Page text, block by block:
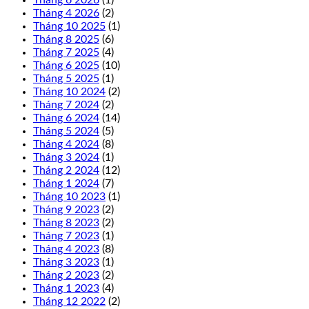
Tháng 4 2026 (2)
Tháng 10 2025 (1)
Tháng 8 2025 (6)
Tháng 7 2025 (4)
Tháng 6 2025 (10)
Tháng 5 2025 (1)
Tháng 10 2024 (2)
Tháng 7 2024 (2)
Tháng 6 2024 (14)
Tháng 5 2024 (5)
Tháng 4 2024 (8)
Tháng 3 2024 (1)
Tháng 2 2024 (12)
Tháng 1 2024 (7)
Tháng 10 2023 (1)
Tháng 9 2023 (2)
Tháng 8 2023 (2)
Tháng 7 2023 (1)
Tháng 4 2023 (8)
Tháng 3 2023 (1)
Tháng 2 2023 (2)
Tháng 1 2023 (4)
Tháng 12 2022 (2)